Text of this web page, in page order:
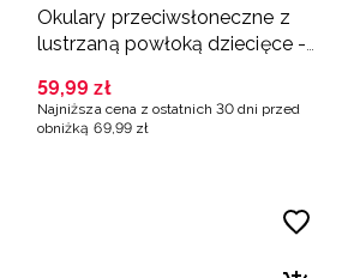
Okulary przeciwsłoneczne z
lustrzaną powłoką dziecięce -
59,99 zł
Najniższa cena z ostatnich 30 dni przed
obniżką 69,99 zł